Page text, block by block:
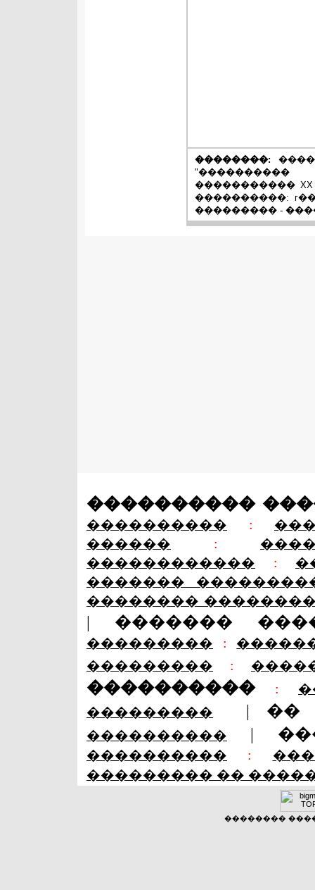
��������:
�����������
����������:
��������� -
����������
���������� :
������ :
������������ :
�������
��������
| �������
��������� :
��������� :
���������� :
���������
| ��
���������� |
���������� :
��������� ��
��������